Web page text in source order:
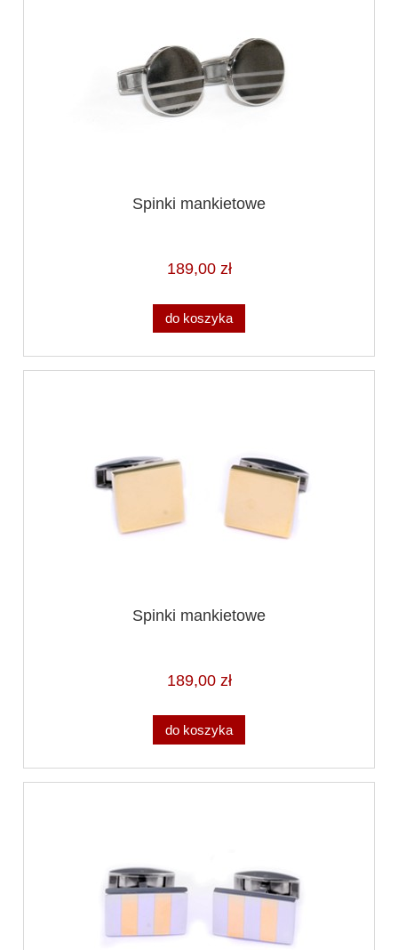
Spinki mankietowe
189,00 zł
do koszyka
Spinki mankietowe
189,00 zł
do koszyka